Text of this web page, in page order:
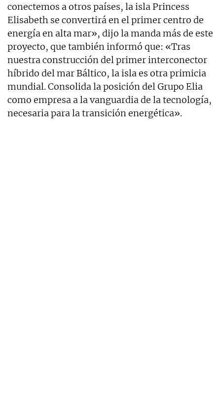
conectemos a otros países, la isla Princess
Elisabeth se convertirá en el primer centro de
energía en alta mar», dijo la manda más de este
proyecto, que también informó que: «Tras
nuestra construcción del primer interconector
híbrido del mar Báltico, la isla es otra primicia
mundial. Consolida la posición del Grupo Elia
como empresa a la vanguardia de la tecnología,
necesaria para la transición energética».